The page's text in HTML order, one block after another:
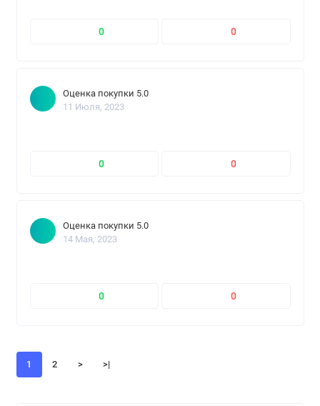
0 0
Оценка покупки 5.0
11 Июля, 2023
0 0
Оценка покупки 5.0
14 Мая, 2023
0 0
1 2 > >|